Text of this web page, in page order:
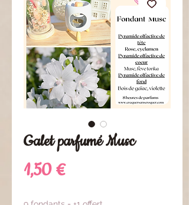
Galet parfumé Musc
1,50 €Preis